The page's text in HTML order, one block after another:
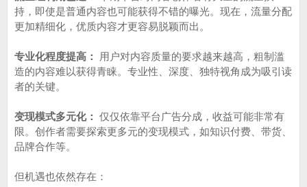
持，即使是普通内容也可能获得不错的曝光。现在，流量分配
更加精细化，优质内容才更容易脱颖而出。
专业化程度提高：
用户对内容质量的要求越来越高，粗制滥
造的内容难以获得青睐。专业性、深度、独特视角成为吸引读
者的关键。
变现模式多元化： 仅仅依靠平台广告分成，收益可能非常有
限。创作者需要探索更多元的变现模式，如知识付费、带货、
品牌合作等。
但机遇也依然存在：